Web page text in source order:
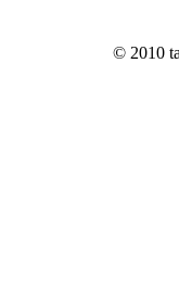
© 2010